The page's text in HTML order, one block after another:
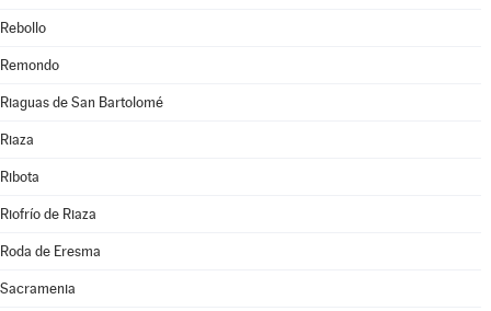
Rebollo
Remondo
Riaguas de San Bartolomé
Riaza
Ribota
Riofrío de Riaza
Roda de Eresma
Sacramenia